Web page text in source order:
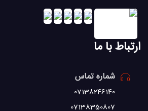
ارتباط با ما
شماره تماس
07138246140
07138350807